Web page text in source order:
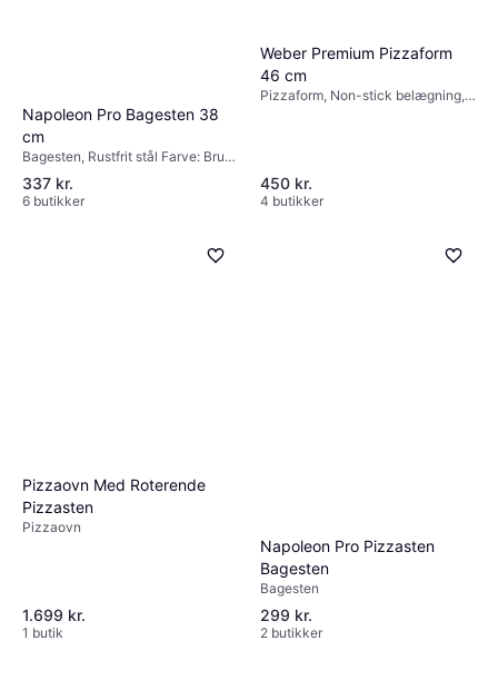
Napoleon Pro Bagesten 38
cm
Bagesten, Rustfrit stål Farve: Brun
Vægt: 2800 g
337 kr.
6 butikker
Weber Premium Pizzaform
46 cm
Pizzaform, Non-stick belægning,
450 kr.
4 butikker
Pizzaovn Med Roterende
Pizzasten
Pizzaovn
1.699 kr.
1 butik
Napoleon Pro Pizzasten
Bagesten
Bagesten
299 kr.
2 butikker